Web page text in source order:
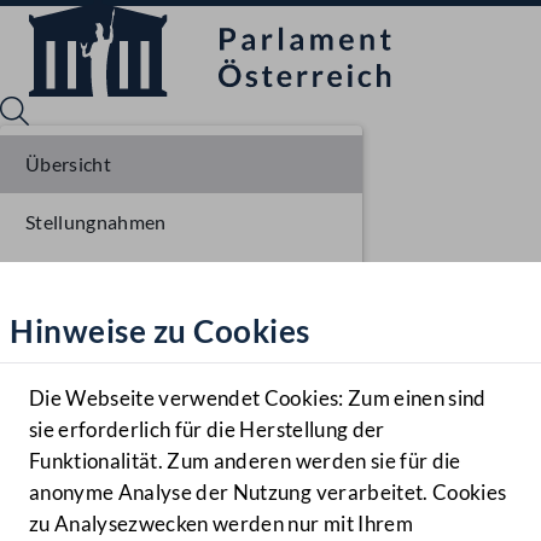
Hilfe
Benutzer
Navigationsmenü öffnen
MENÜ
Hinweise zu Cookies
Die Webseite verwendet Cookies: Zum einen sind
sie erforderlich für die Herstellung der
Funktionalität. Zum anderen werden sie für die
anonyme Analyse der Nutzung verarbeitet. Cookies
zu Analysezwecken werden nur mit Ihrem
Übersicht
Stellungnahmen
Einlangen NR
Ausschussberatungen NR